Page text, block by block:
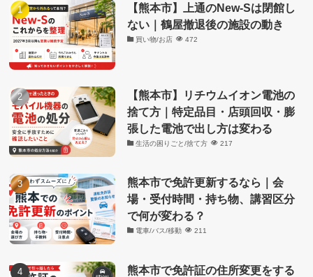
【熊本市】上通のNew-Sは閉館し
ない｜鶴屋撤退後の施設の動き
買い物/お店 472
【熊本市】リチウムイオン電池の
捨て方｜特定品目・店頭回収・膨
張した電池で出し方は変わる
生活の困りごと/捨て方 217
熊本市で免許更新するなら｜会
場・受付時間・持ち物、講習区分
で何が変わる？
電車/バス/移動 211
熊本市で免許証の住所変更をする